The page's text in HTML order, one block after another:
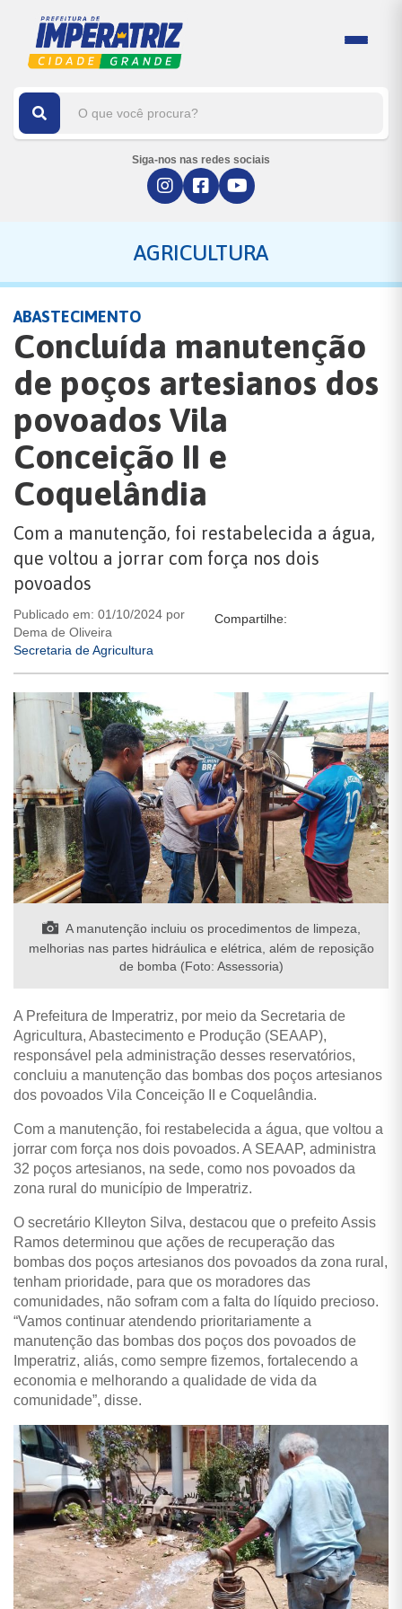
Siga-nos nas redes sociais
AGRICULTURA
ABASTECIMENTO
Concluída manutenção
de poços artesianos dos
povoados Vila
Conceição II e
Coquelândia
Com a manutenção, foi restabelecida a água,
que voltou a jorrar com força nos dois
povoados
Publicado em: 01/10/2024 por
Dema de Oliveira
Secretaria de Agricultura
Compartilhe:
A manutenção incluiu os procedimentos de limpeza,
melhorias nas partes hidráulica e elétrica, além de reposição
de bomba (Foto: Assessoria)
A Prefeitura de Imperatriz, por meio da Secretaria de
Agricultura, Abastecimento e Produção (SEAAP),
responsável pela administração desses reservatórios,
concluiu a manutenção das bombas dos poços artesianos
dos povoados Vila Conceição II e Coquelândia.
Com a manutenção, foi restabelecida a água, que voltou a
jorrar com força nos dois povoados. A SEAAP, administra
32 poços artesianos, na sede, como nos povoados da
zona rural do município de Imperatriz.
O secretário Klleyton Silva, destacou que o prefeito Assis
Ramos determinou que ações de recuperação das
bombas dos poços artesianos dos povoados da zona rural,
tenham prioridade, para que os moradores das
comunidades, não sofram com a falta do líquido precioso.
“Vamos continuar atendendo prioritariamente a
manutenção das bombas dos poços dos povoados de
Imperatriz, aliás, como sempre fizemos, fortalecendo a
economia e melhorando a qualidade de vida da
comunidade”, disse.